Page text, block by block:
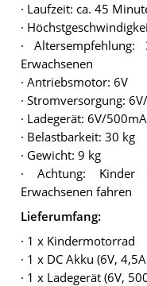
· Laufzeit: ca. 45
·
·
Erwachsenen
· Antriebsmotor: 6V
· Stromversorgung:
· Ladegerät: 6V/500mA
· Belastbarkeit: 30 kg
· Gewicht: 9 kg
· Achtung: Kinder
Erwachsenen fahren
Lieferumfang:
· 1 x Kindermotorrad
· 1 x DC Akku (6V,
· 1 x Ladegerät (6V,